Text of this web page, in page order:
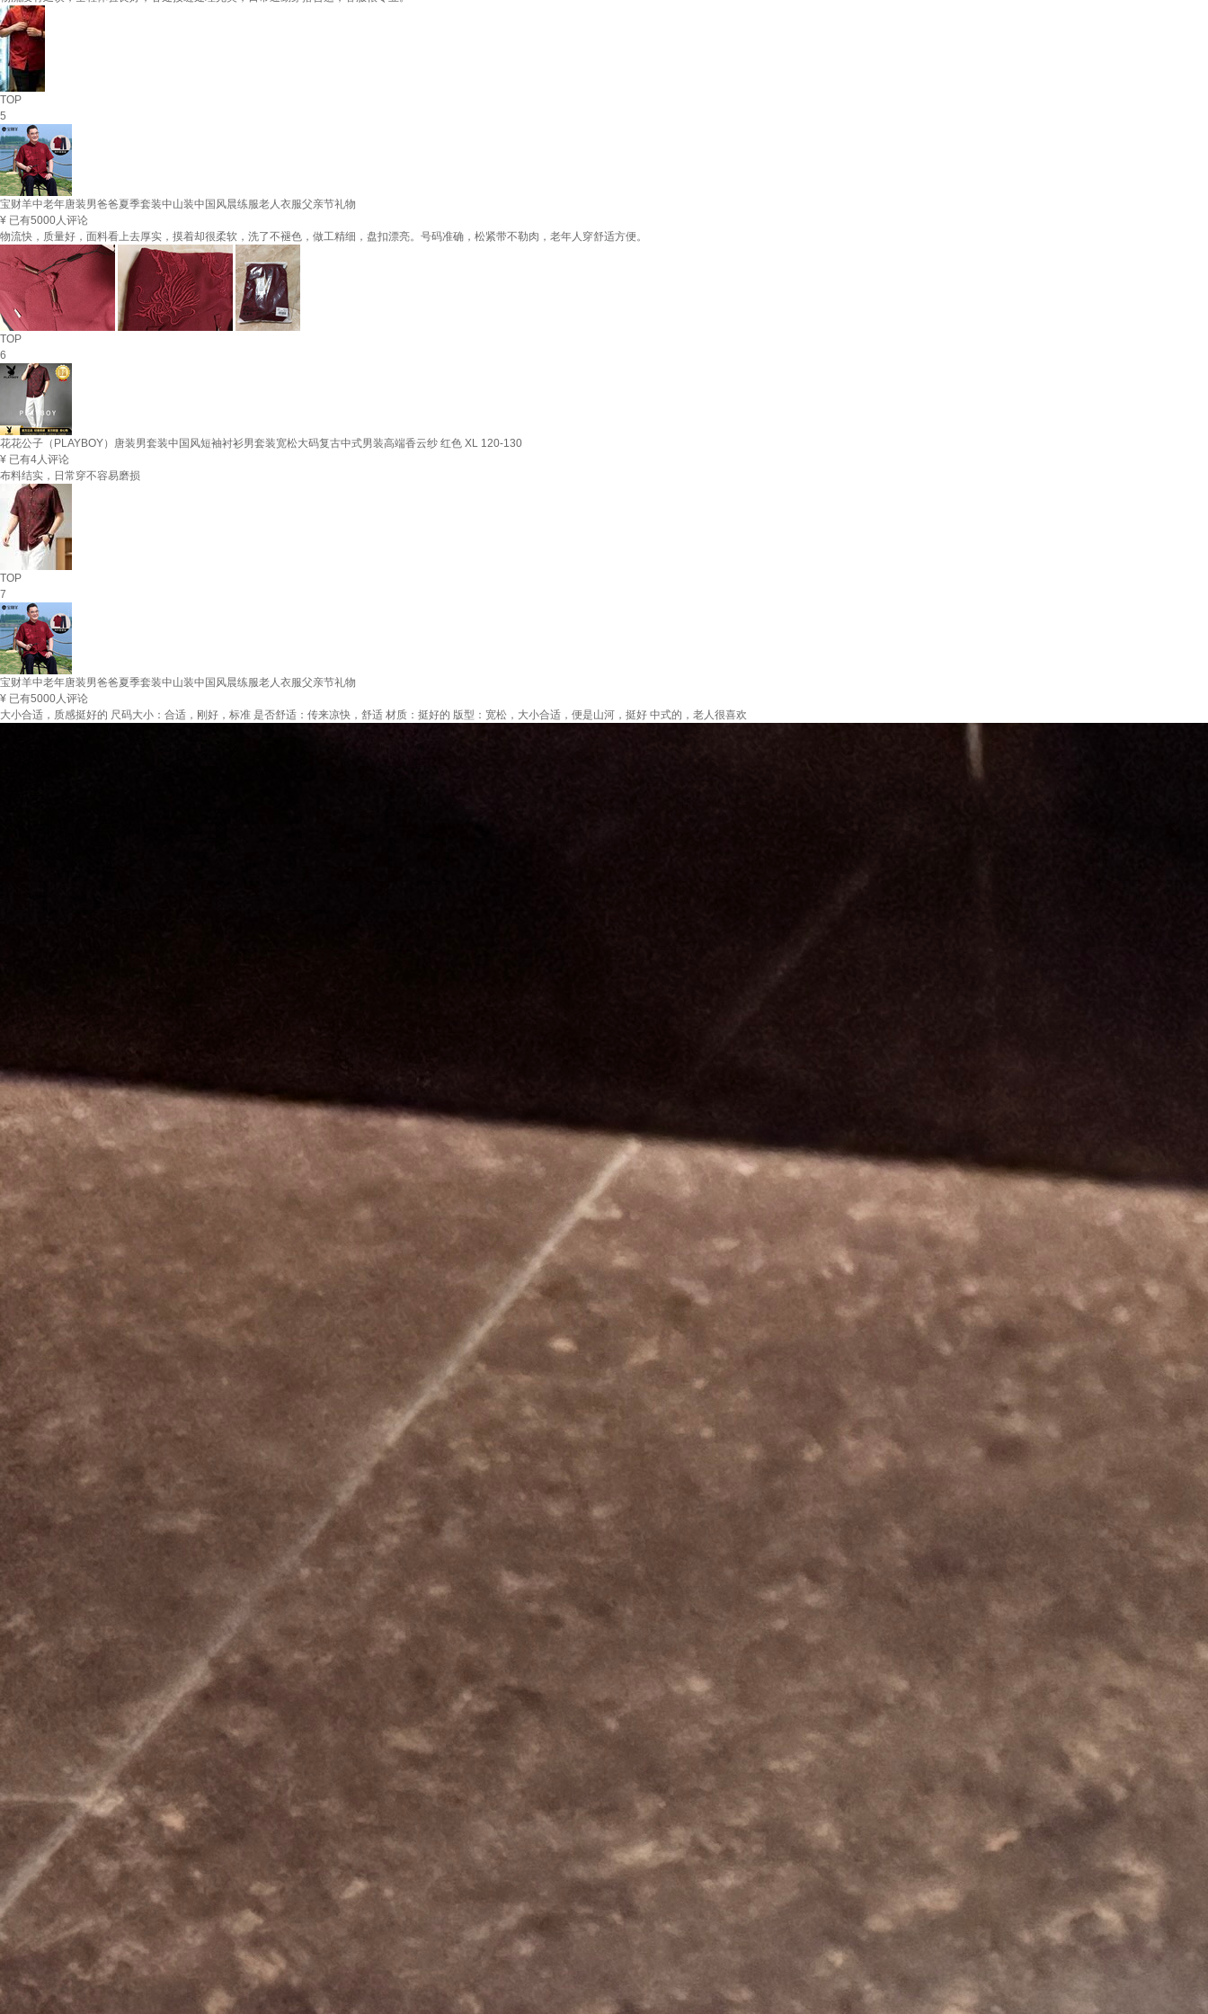
TOP
5
宝财羊中老年唐装男爸爸夏季套装中山装中国风晨练服老人衣服父亲节礼物
¥ 已有5000人评论
物流快，质量好，面料看上去厚实，摸着却很柔软，洗了不褪色，做工精细，盘扣漂亮。号码准确，松紧带不勒肉，老年人穿舒适方便。
TOP
6
花花公子（PLAYBOY）唐装男套装中国风短袖衬衫男套装宽松大码复古中式男装高端香云纱 红色 XL 120-130
¥ 已有4人评论
布料结实，日常穿不容易磨损
TOP
7
宝财羊中老年唐装男爸爸夏季套装中山装中国风晨练服老人衣服父亲节礼物
¥ 已有5000人评论
大小合适，质感挺好的 尺码大小：合适，刚好，标准 是否舒适：传来凉快，舒适 材质：挺好的 版型：宽松，大小合适，便是山河，挺好 中式的，老人很喜欢